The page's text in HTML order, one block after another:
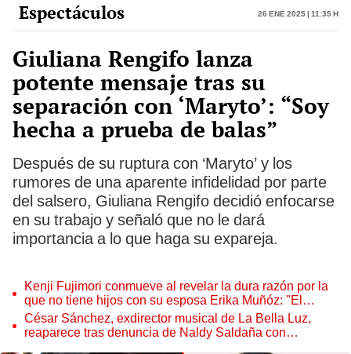
Espectáculos 26 Ene 2025 | 11:35 h
Giuliana Rengifo lanza
potente mensaje tras su
separación con ‘Maryto’: “Soy
hecha a prueba de balas”
Después de su ruptura con ‘Maryto’ y los
rumores de una aparente infidelidad por parte
del salsero, Giuliana Rengifo decidió enfocarse
en su trabajo y señaló que no le dará
importancia a lo que haga su expareja.
Kenji Fujimori conmueve al revelar la dura razón por la
que no tiene hijos con su esposa Erika Muñóz: "El
proceso judicial"
César Sánchez, exdirector musical de La Bella Luz,
reaparece tras denuncia de Naldy Saldaña con